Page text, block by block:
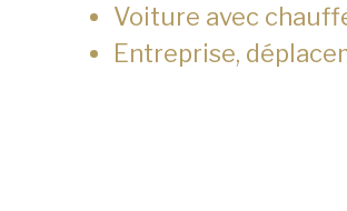
Voiture avec
Entreprise,